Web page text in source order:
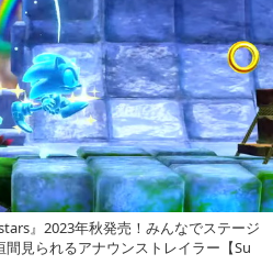
』2023年秋発売！みんなでステージ
見られるアナウンストレイラー【Su